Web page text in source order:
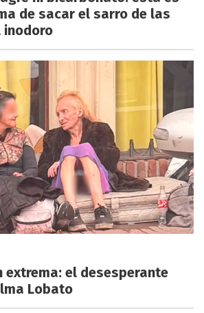
de sacar el sarro de las
inodoro
extrema: el desesperante
Lobato